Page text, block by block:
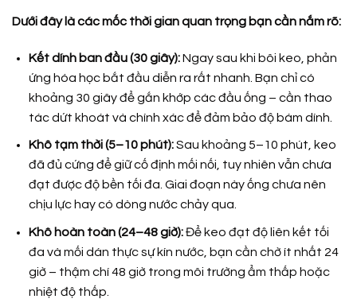
Dưới đây là các mốc thời gian quan trọng bạn cần nắm rõ:
Kết dính ban đầu (30 giây):Ngay sau khi bôi keo, phản
ứng hóa học bắt đầu diễn ra rất nhanh. Bạn chỉ có
khoảng 30 giây để gắn khớp các đầu ống – cần thao
tác dứt khoát và chính xác để đảm bảo độ bám dính.
Khô tạm thời (5–10 phút):Sau khoảng 5–10 phút, keo
đã đủ cứng để giữ cố định mối nối, tuy nhiên vẫn chưa
đạt được độ bền tối đa. Giai đoạn này ống chưa nên
chịu lực hay có dòng nước chảy qua.
Khô hoàn toàn (24–48 giờ):Để keo đạt độ liên kết tối
đa và mối dán thực sự kín nước, bạn cần chờ ít nhất 24
giờ – thậm chí 48 giờ trong môi trường ẩm thấp hoặc
nhiệt độ thấp.